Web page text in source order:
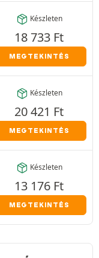
Készleten
18 733 Ft
MEGTEKINTÉS
Készleten
20 421 Ft
MEGTEKINTÉS
Készleten
13 176 Ft
MEGTEKINTÉS